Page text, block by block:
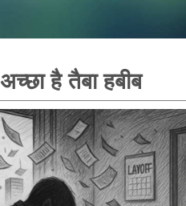
अच्छा है तैबा हबीब